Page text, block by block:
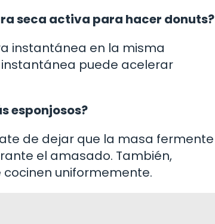
seca activa para hacer donuts?
instantánea en la misma
puede acelerar
esponjosos?
de dejar que la masa fermente
el amasado. También,
uniformemente.